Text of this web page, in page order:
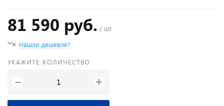
81 590 руб. / шт
Нашли дешевле?
УКАЖИТЕ КОЛИЧЕСТВО
− +